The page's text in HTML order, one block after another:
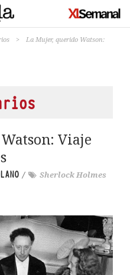
>
La Mujer, querido Watson:
Viaje
/ Sherlock Holmes